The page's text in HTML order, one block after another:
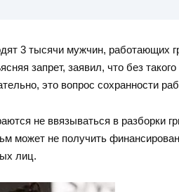
3 тысячи мужчин, работающих
запрет, заявил, что без
это вопрос сохранности
не ввязываться в разборки
может не получить
лиц.